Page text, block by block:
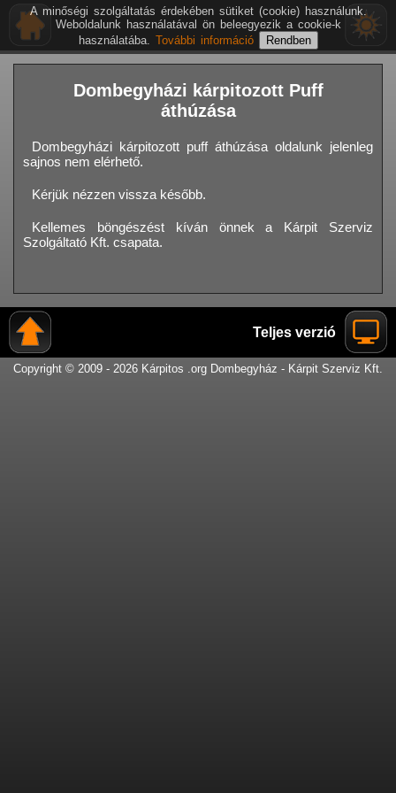
Dombegyházi kárpitozott Puff
áthúzása
Dombegyházi kárpitozott puff áthúzása oldalunk jelenleg
sajnos nem elérhető.
Kérjük nézzen vissza később.
Kellemes böngészést kíván önnek a Kárpit Szerviz
Szolgáltató Kft. csapata.
Teljes verzió
Copyright © 2009 - 2026 Kárpitos .org Dombegyház - Kárpit Szerviz Kft.
A minőségi szolgáltatás érdekében sütiket (cookie) használunk.
Weboldalunk használatával ön beleegyezik a cookie-k
használatába. További információ